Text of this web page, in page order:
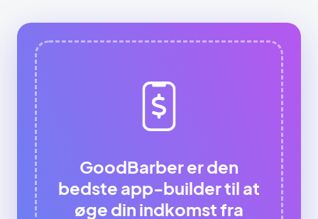
GoodBarber er den
bedste app-builder til at
øge din indkomst fra